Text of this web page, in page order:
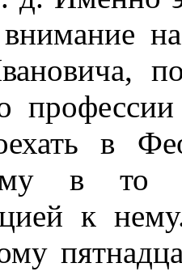
внимание
в
в то
к